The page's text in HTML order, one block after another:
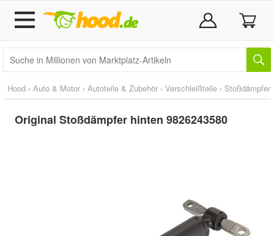
Hood › Auto & Motor › Autoteile & Zubehör › Verschleißteile › Stoßdämpfer
Original Stoßdämpfer hinten 9826243580